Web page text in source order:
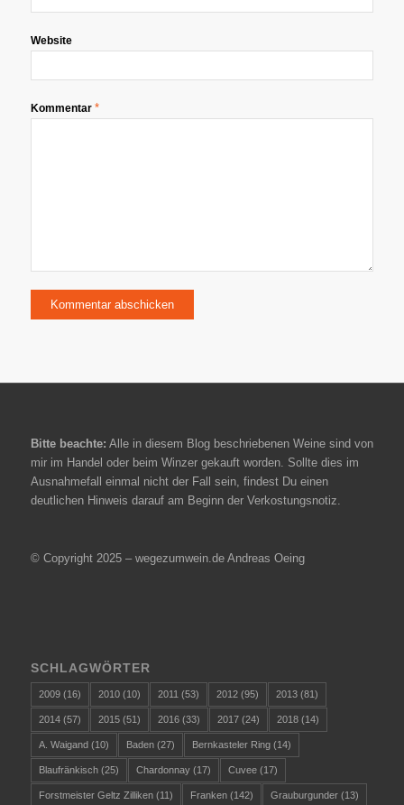
Website
Kommentar *
Bitte beachte: Alle in diesem Blog beschriebenen Weine sind von
mir im Handel oder beim Winzer gekauft worden. Sollte dies im
Ausnahmefall einmal nicht der Fall sein, findest Du einen
deutlichen Hinweis darauf am Beginn der Verkostungsnotiz.
© Copyright 2025 – wegezumwein.de Andreas Oeing
SCHLAGWÖRTER
2009(16) 2010(10) 2011 (53) 2012(95) 2013(81)
2014(57) 2015(51) 2016(33) 2017(24) 2018(14)
A. Waigand(10) Baden(27) Bernkasteler Ring(14)
Blaufränkisch(25) Chardonnay(17) Cuvee(17)
Forstmeister Geltz Zilliken(11) Franken(142) Grauburgunder(13)